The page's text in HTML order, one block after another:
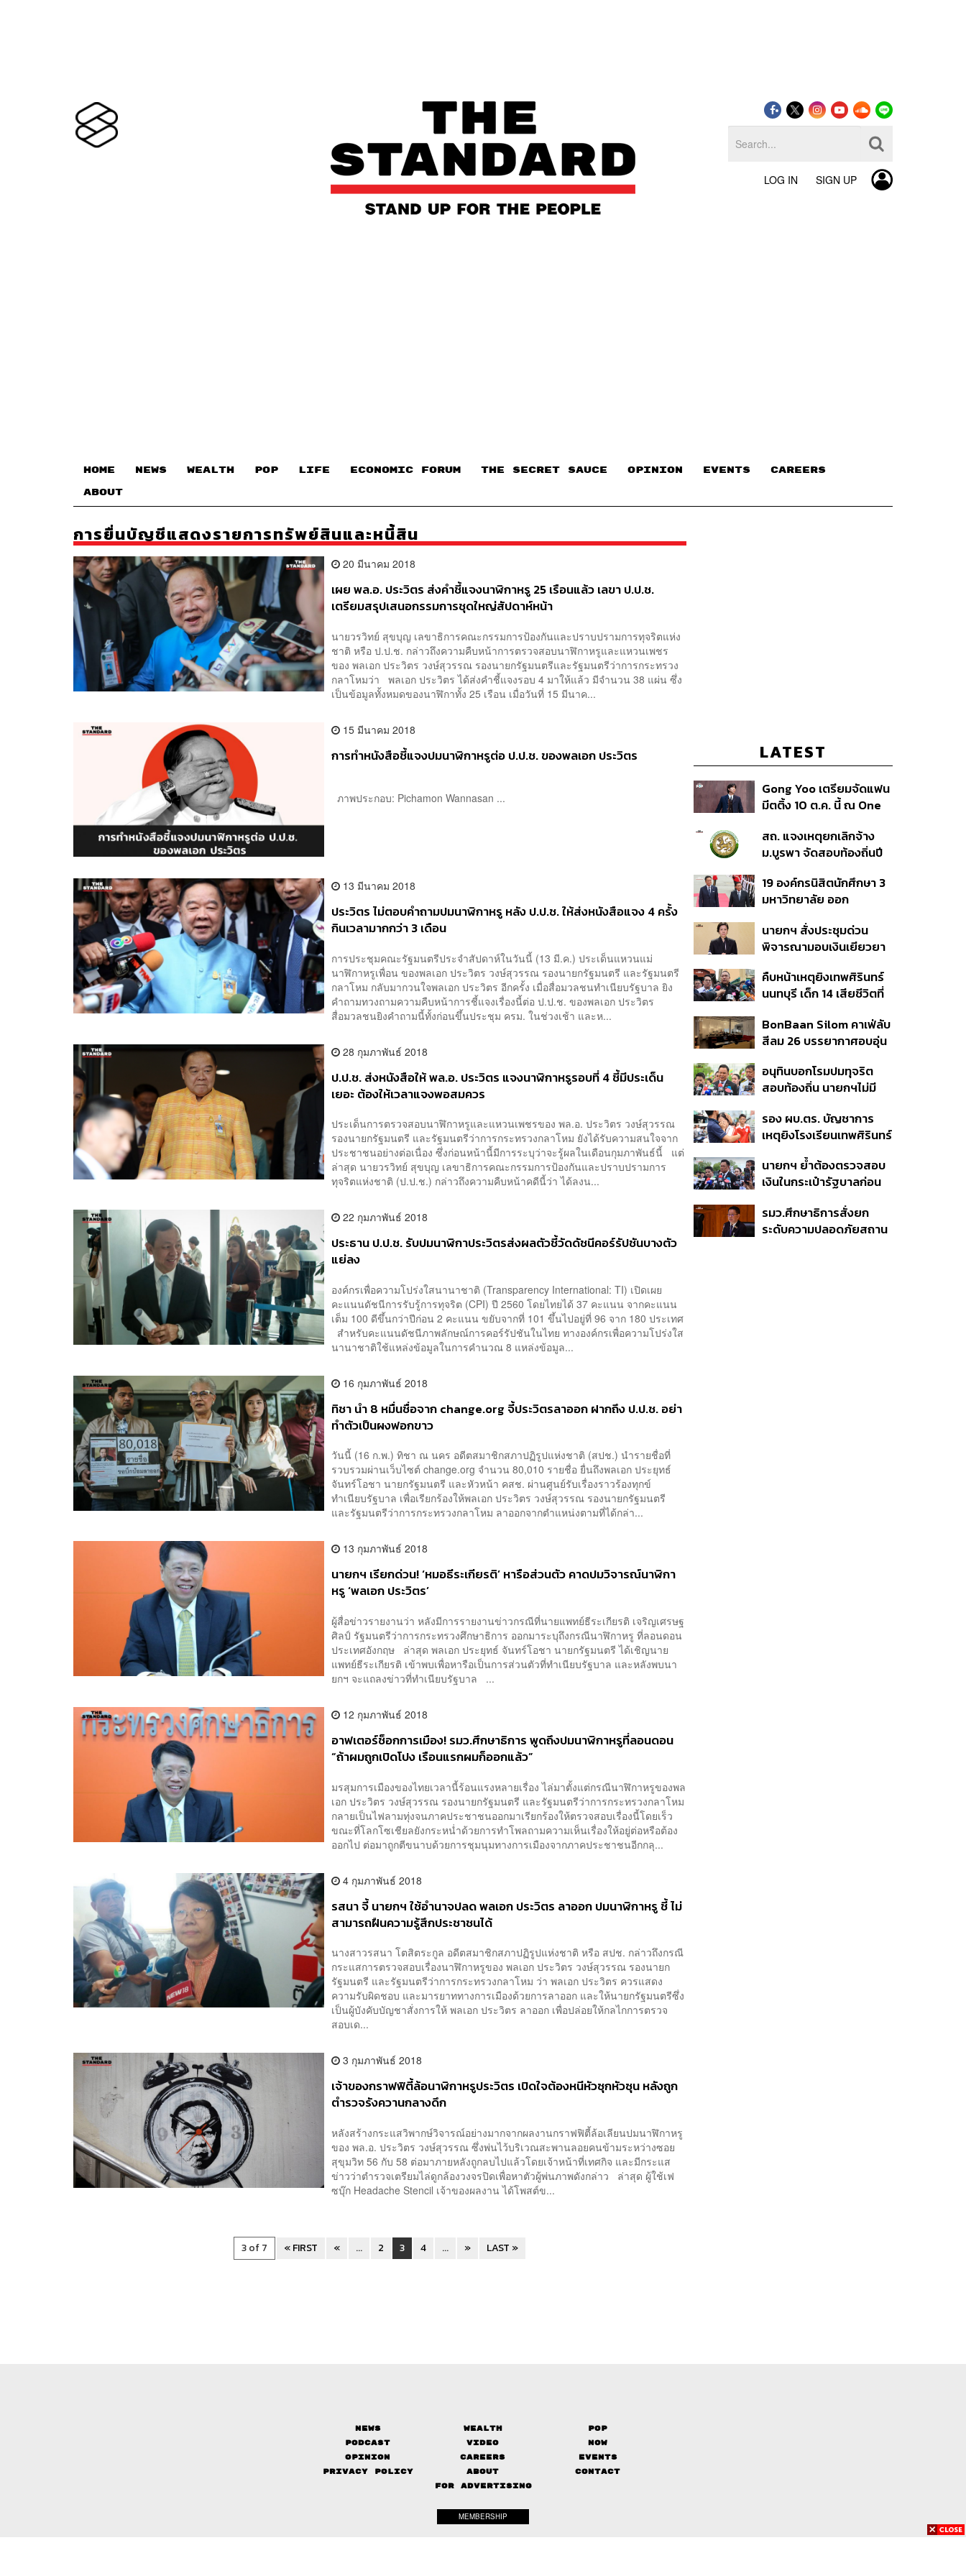
LOG IN SIGN UP
HOME NEWS WEALTH POP LIFE ECONOMIC FORUM THE SECRET SAUCE​ OPINION EVENTS CAREERS
ABOUT
การยื่นบัญชีแสดงรายการทรัพย์สินและหนี้สิน
20 มีนาคม 2018
เผย พล.อ. ประวิตร ส่งคำชี้แจงนาฬิกาหรู 25 เรือนแล้ว เลขา ป.ป.ช.
เตรียมสรุปเสนอกรรมการชุดใหญ่สัปดาห์หน้า
นายวรวิทย์ สุขบุญ เลขาธิการคณะกรรมการป้องกันและปราบปรามการทุจริตแห่ง
ชาติ หรือ ป.ป.ช. กล่าวถึงความคืบหน้าการตรวจสอบนาฬิกาหรูและแหวนเพชร
ของ พลเอก ประวิตร วงษ์สุวรรณ รองนายกรัฐมนตรีและรัฐมนตรีว่าการกระทรวง
กลาโหมว่า พลเอก ประวิตร ได้ส่งคำชี้แจงรอบ 4 มาให้แล้ว มีจำนวน 38 แผ่น ซึ่ง
เป็นข้อมูลทั้งหมดของนาฬิกาทั้ง 25 เรือน เมื่อวันที่ 15 มีนาค...
15 มีนาคม 2018
การทำหนังสือชี้แจงปมนาฬิกาหรูต่อ ป.ป.ช. ของพลเอก ประวิตร
ภาพประกอบ: Pichamon Wannasan ...
13 มีนาคม 2018
ประวิตร ไม่ตอบคำถามปมนาฬิกาหรู หลัง ป.ป.ช. ให้ส่งหนังสือแจง 4 ครั้ง
กินเวลามากกว่า 3 เดือน
การประชุมคณะรัฐมนตรีประจำสัปดาห์ในวันนี้ (13 มี.ค.) ประเด็นแหวนแม่
นาฬิกาหรูเพื่อน ของพลเอก ประวิตร วงษ์สุวรรณ รองนายกรัฐมนตรี และรัฐมนตรี
กลาโหม กลับมากวนใจพลเอก ประวิตร อีกครั้ง เมื่อสื่อมวลชนทำเนียบรัฐบาล ยิง
คำถามทวงถามความคืบหน้าการชี้แจงเรื่องนี้ต่อ ป.ป.ช. ของพลเอก ประวิตร
สื่อมวลชนยิงคำถามนี้ทั้งก่อนขึ้นประชุม ครม. ในช่วงเช้า และห...
28 กุมภาพันธ์ 2018
ป.ป.ช. ส่งหนังสือให้ พล.อ. ประวิตร แจงนาฬิกาหรูรอบที่ 4 ชี้มีประเด็น
เยอะ ต้องให้เวลาแจงพอสมควร
ประเด็นการตรวจสอบนาฬิกาหรูและแหวนเพชรของ พล.อ. ประวิตร วงษ์สุวรรณ
รองนายกรัฐมนตรี และรัฐมนตรีว่าการกระทรวงกลาโหม ยังได้รับความสนใจจาก
ประชาชนอย่างต่อเนื่อง ซึ่งก่อนหน้านี้มีการระบุว่าจะรู้ผลในเดือนกุมภาพันธ์นี้ แต่
ล่าสุด นายวรวิทย์ สุขบุญ เลขาธิการคณะกรรมการป้องกันและปราบปรามการ
ทุจริตแห่งชาติ (ป.ป.ช.) กล่าวถึงความคืบหน้าคดีนี้ว่า ได้ลงน...
22 กุมภาพันธ์ 2018
ประธาน ป.ป.ช. รับปมนาฬิกาประวิตรส่งผลตัวชี้วัดดัชนีคอร์รัปชันบางตัว
แย่ลง
องค์กรเพื่อความโปร่งใสนานาชาติ (Transparency International: TI) เปิดเผย
คะแนนดัชนีการรับรู้การทุจริต (CPI) ปี 2560 โดยไทยได้ 37 คะแนน จากคะแนน
เต็ม 100 ดีขึ้นกว่าปีก่อน 2 คะแนน ขยับจากที่ 101 ขึ้นไปอยู่ที่ 96 จาก 180 ประเทศ
สำหรับคะแนนดัชนีภาพลักษณ์การคอร์รัปชันในไทย ทางองค์กรเพื่อความโปร่งใส
นานาชาติใช้แหล่งข้อมูลในการคำนวณ 8 แหล่งข้อมูล...
16 กุมภาพันธ์ 2018
ทิชา นำ 8 หมื่นชื่อจาก change.org จี้ประวิตรลาออก ฝากถึง ป.ป.ช. อย่า
ทำตัวเป็นผงฟอกขาว
วันนี้ (16 ก.พ.) ทิชา ณ นคร อดีตสมาชิกสภาปฏิรูปแห่งชาติ (สปช.) นำรายชื่อที่
รวบรวมผ่านเว็บไซต์ change.org จำนวน 80,010 รายชื่อ ยื่นถึงพลเอก ประยุทธ์
จันทร์โอชา นายกรัฐมนตรี และหัวหน้า คสช. ผ่านศูนย์รับเรื่องราวร้องทุกข์
ทำเนียบรัฐบาล เพื่อเรียกร้องให้พลเอก ประวิตร วงษ์สุวรรณ รองนายกรัฐมนตรี
และรัฐมนตรีว่าการกระทรวงกลาโหม ลาออกจากตำแหน่งตามที่ได้กล่า...
13 กุมภาพันธ์ 2018
นายกฯ เรียกด่วน! ‘หมอธีระเกียรติ’ หารือส่วนตัว คาดปมวิจารณ์นาฬิกา
หรู ‘พลเอก ประวิตร’
ผู้สื่อข่าวรายงานว่า หลังมีการรายงานข่าวกรณีที่นายแพทย์ธีระเกียรติ เจริญเศรษฐ
ศิลป์ รัฐมนตรีว่าการกระทรวงศึกษาธิการ ออกมาระบุถึงกรณีนาฬิกาหรู ที่ลอนดอน
ประเทศอังกฤษ ล่าสุด พลเอก ประยุทธ์ จันทร์โอชา นายกรัฐมนตรี ได้เชิญนาย
แพทย์ธีระเกียรติ เข้าพบเพื่อหารือเป็นการส่วนตัวที่ทำเนียบรัฐบาล และหลังพบนา
ยกฯ จะแถลงข่าวที่ทำเนียบรัฐบาล ...
12 กุมภาพันธ์ 2018
อาฟเตอร์ช็อกการเมือง! รมว.ศึกษาธิการ พูดถึงปมนาฬิกาหรูที่ลอนดอน
“ถ้าผมถูกเปิดโปง เรือนแรกผมก็ออกแล้ว”
มรสุมการเมืองของไทยเวลานี้ร้อนแรงหลายเรื่อง ไล่มาตั้งแต่กรณีนาฬิกาหรูของพล
เอก ประวิตร วงษ์สุวรรณ รองนายกรัฐมนตรี และรัฐมนตรีว่าการกระทรวงกลาโหม
กลายเป็นไฟลามทุ่งจนภาคประชาชนออกมาเรียกร้องให้ตรวจสอบเรื่องนี้โดยเร็ว
ขณะที่โลกโซเชียลยังกระหน่ำด้วยการทำโพลถามความเห็นเรื่องให้อยู่ต่อหรือต้อง
ออกไป ต่อมาถูกตีขนาบด้วยการชุมนุมทางการเมืองจากภาคประชาชนอีกกลุ...
4 กุมภาพันธ์ 2018
รสนา จี้ นายกฯ ใช้อำนาจปลด พลเอก ประวิตร ลาออก ปมนาฬิกาหรู ชี้ ไม่
สามารถฝืนความรู้สึกประชาชนได้
นางสาวรสนา โตสิตระกูล อดีตสมาชิกสภาปฏิรูปแห่งชาติ หรือ สปช. กล่าวถึงกรณี
กระแสการตรวจสอบเรื่องนาฬิกาหรูของ พลเอก ประวิตร วงษ์สุวรรณ รองนายก
รัฐมนตรี และรัฐมนตรีว่าการกระทรวงกลาโหม ว่า พลเอก ประวิตร ควรแสดง
ความรับผิดชอบ และมารยาททางการเมืองด้วยการลาออก และให้นายกรัฐมนตรีซึ่ง
เป็นผู้บังคับบัญชาสั่งการให้ พลเอก ประวิตร ลาออก เพื่อปล่อยให้กลไกการตรวจ
สอบเด...
3 กุมภาพันธ์ 2018
เจ้าของกราฟฟิตี้ล้อนาฬิกาหรูประวิตร เปิดใจต้องหนีหัวซุกหัวซุน หลังถูก
ตำรวจรังควานกลางดึก
หลังสร้างกระแสวิพากษ์วิจารณ์อย่างมากจากผลงานกราฟฟิตี้ล้อเลียนปมนาฬิกาหรู
ของ พล.อ. ประวิตร วงษ์สุวรรณ ซึ่งพ่นไว้บริเวณสะพานลอยคนข้ามระหว่างซอย
สุขุมวิท 56 กับ 58 ต่อมาภายหลังถูกลบไปแล้วโดยเจ้าหน้าที่เทศกิจ และมีกระแส
ข่าวว่าตำรวจเตรียมไล่ดูกล้องวงจรปิดเพื่อหาตัวผู้พ่นภาพดังกล่าว ล่าสุด ผู้ใช้เฟ
ซบุ๊ก Headache Stencil เจ้าของผลงาน ได้โพสต์ข...
3 of 7 « FIRST « ... 2 3 4 ... » LAST »
LATEST
Gong Yoo เตรียมจัดแฟน
มีตติ้ง 10 ต.ค. นี้ ณ One
สถ. แจงเหตุยกเลิกจ้าง
ม.บูรพา จัดสอบท้องถิ่นปี
19 องค์กรนิสิตนักศึกษา 3
มหาวิทยาลัย ออก
รัฐบาลต้อนรับ ‘มิน อ่อง
หล่าย’
นายกฯ สั่งประชุมด่วน
พิจารณามอบเงินเยียวยา
ลบ. ทุพพลภาพ 7 แสนบาท
บาดเจ็บสาหัส 2 แสนบาท
บาท
คืบหน้าเหตุยิงเทพศิรินทร์
นนทบุรี เด็ก 14 เสียชีวิตที่
เสียชีวิต 5 ราย เจ็บ 22
ราย
BonBaan Silom คาเฟ่ลับ
สีลม 26 บรรยากาศอบอุ่น
อนุทินบอกโรมปมทุจริต
สอบท้องถิ่น นายกฯไม่มี
คนผิดมาลงโทษ
รอง ผบ.ตร. บัญชาการ
เหตุยิงโรงเรียนเทพศิรินทร์
ยืนยันไร้คนติดค้าง พบศพ
ปู่-ย่าที่บ้านพักผู้ก่อเหตุ
นายกฯ ย้ำต้องตรวจสอบ
เงินในกระเป๋ารัฐบาลก่อน
เฟส 2 หรือปรับเกณฑ์
50:50 ยันเงินคงคลัง
รมว.ศึกษาธิการสั่งยก
ระดับความปลอดภัยสถาน
News Wealth
Pop
Podcast
Video
Now
Opinion
Careers
Events
Privacy Policy
About
Contact
FOR ADVERTISING
MEMBERSHIP